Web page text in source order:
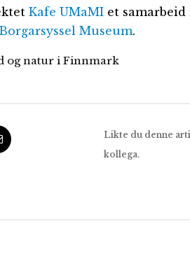
Kafe UMaMI et
Borgarsyssel Museum.
og natur i Finnmark
Likte du denne
kollega.